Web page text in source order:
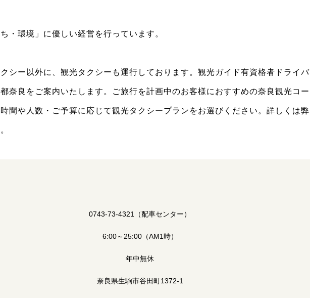
・環境」に優しい経営を行っています。
シー以外に、観光タクシーも運行しております。観光ガイド有資格者ドライバ
奈良をご案内いたします。ご旅行を計画中のお客様におすすめの奈良観光コー
間や人数・ご予算に応じて観光タクシープランをお選びください。詳しくは弊
0743-73-4321（配車センター）
6:00～25:00（AM1時）
年中無休
奈良県生駒市谷田町1372-1